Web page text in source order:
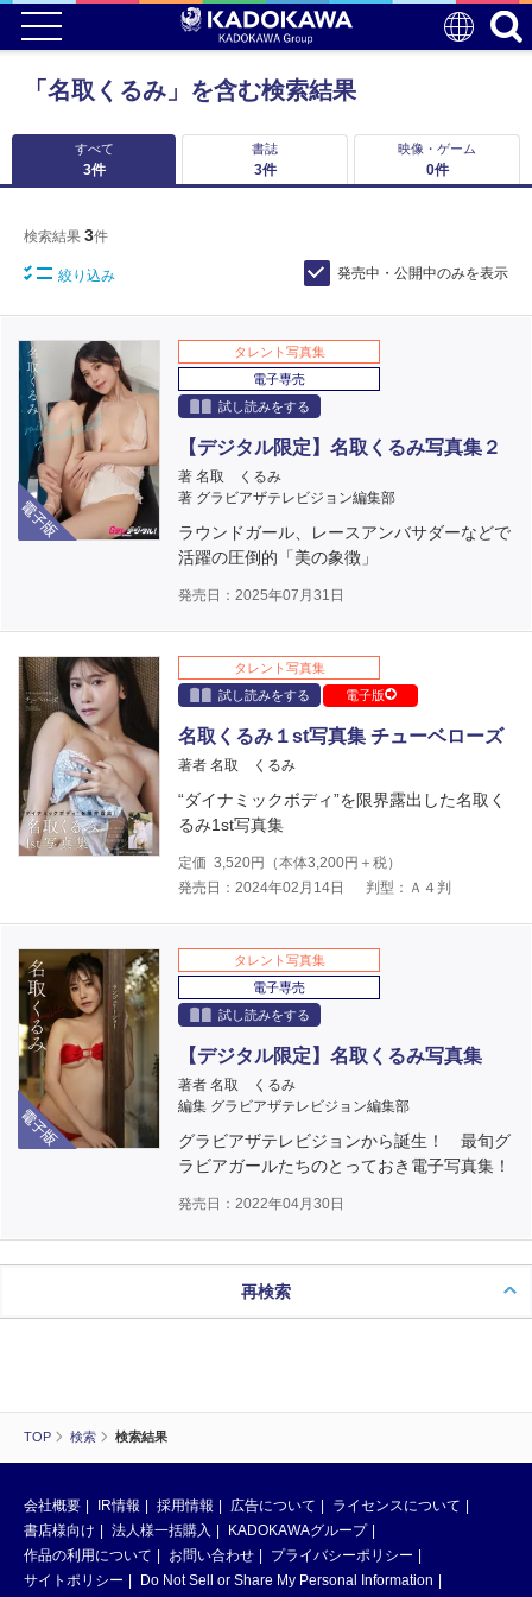
TOP 検索 検索結果
「名取くるみ」を含む検索結果
すべて
3件
書誌
3件
映像・ゲーム
0件
検索結果 3件
絞り込み 発売中・公開中のみを表示
電子版
タレント写真集
電子専売
試し読みをする
【デジタル限定】名取くるみ写真集２
著 名取 くるみ
著 グラビアザテレビジョン編集部
ラウンドガール、レースアンバサダーなどで
活躍の圧倒的「美の象徴」
発売日：2025年07月31日
タレント写真集
試し読みをする
電子版
名取くるみ１st写真集 チューベローズ
著者 名取 くるみ
“ダイナミックボディ”を限界露出した名取く
るみ1st写真集
定価 3,520円（本体3,200円＋税）
発売日：2024年02月14日
判型：Ａ４判
タレント写真集
電子専売
試し読みをする
【デジタル限定】名取くるみ写真集
著者 名取 くるみ
編集 グラビアザテレビジョン編集部
グラビアザテレビジョンから誕生！ 最旬グ
ラビアガールたちのとっておき電子写真集！
発売日：2022年04月30日
再検索
会社概要 IR情報 採用情報 広告について
ライセンスについて
書店様向け
法人様一括購入
KADOKAWAグループ
作品の利用について
お問い合わせ
プライバシーポリシー
サイトポリシー
Do Not Sell or Share My Personal Information